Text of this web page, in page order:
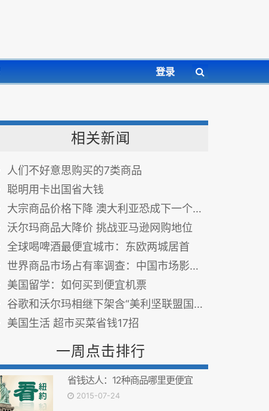
登录
相关新闻
人们不好意思购买的7类商品
聪明用卡出国省大钱
大宗商品价格下降 澳大利亚恐成下一个“希腊”
沃尔玛商品大降价 挑战亚马逊网购地位
全球喝啤酒最便宜城市：东欧两城居首
世界商品市场占有率调查：中国市场影响显著
美国留学：如何买到便宜机票
谷歌和沃尔玛相继下架含“美利坚联盟国国旗”图案商品
美国生活 超市买菜省钱17招
一周点击排行
省钱达人：12种商品哪里更便宜
2015-07-24